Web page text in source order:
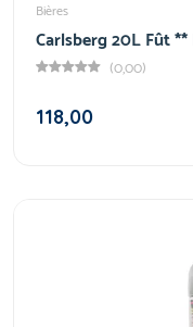
Bières
Carlsberg 20L Fût
(0,00)
118,00